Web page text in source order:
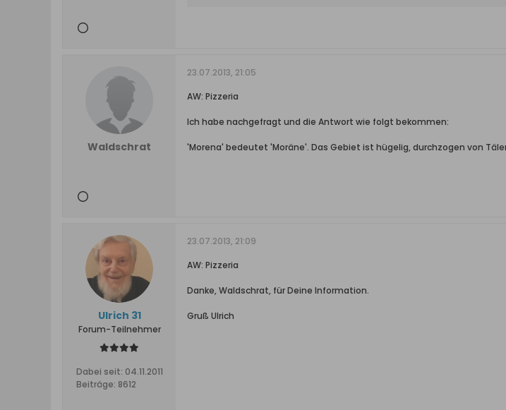
Waldschrat
23.07.2013, 21:05
AW: Pizzeria
Ich habe nachgefragt und die Antwort wie folgt bekommen:
'Morena' bedeutet 'Moräne'. Das Gebiet ist hügelig, durchzogen von
Ulrich 31
Forum-Teilnehmer
Dabei seit: 04.11.2011
Beiträge: 8612
23.07.2013, 21:09
AW: Pizzeria
Danke, Waldschrat, für Deine Information.
Gruß Ulrich